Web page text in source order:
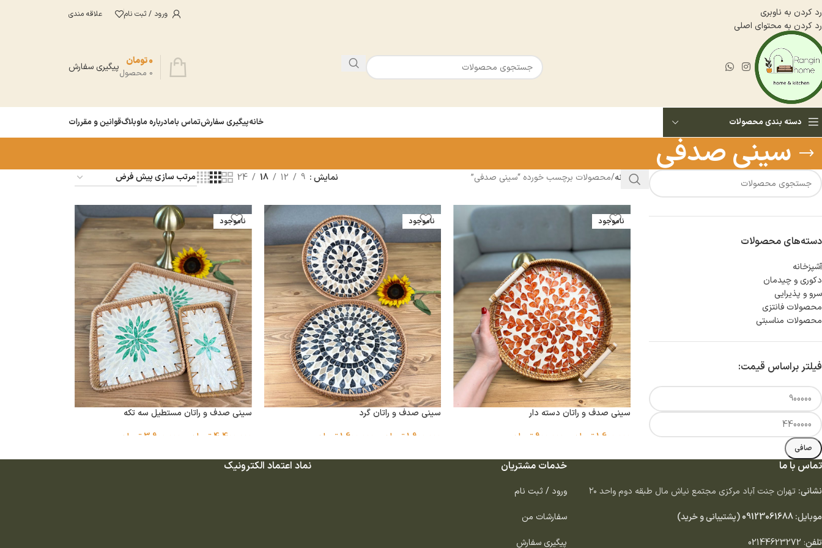
رد کردن به ناوبری
رد کردن به محتوای اصلی
ورود / ثبت نام علاقه مندی
0 محصول
0تومان پیگیری سفارش
دسته بندی محصولات خانهپیگیری سفارشتماس بامادرباره ماوبلاگقوانین و مقررات
سینی صدفی
دسته‌های محصولات
آشپزخانه
دكورى و چيدمان
سرو و پذيرايى
محصولات فانتزی
محصولات مناسبتی
فیلتر براساس قیمت:
صافی
خانه محصولات برچسب خورده “سینی صدفی” نمایش 9
12
18
24
ناموجود
سینی صدف و راتان دسته دار
1,600,000تومان 900,000تومان
ناموجود
سینی صدف و راتان گرد
1,900,000تومان 1,600,000تومان
ناموجود
سینی صدف و راتان مستطیل سه تکه
4,400,000 تومان 3,900,000 تومان
تماس با ما
نشانی: تهران جنت آباد مركزى مجتمع نياش مال طبقه دوم واحد ٢٠
موبایل:09123061688(پشتیبانی و خرید)
تلفن:
02144623272
خدمات مشتریان
ورود / ثبت نام
سفارشات من
پیگیری سفارش
نماد اعتماد الکترونیک